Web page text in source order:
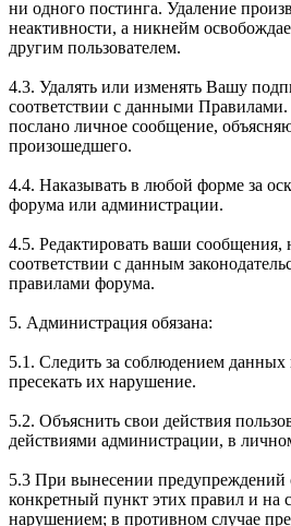
ни одного постинга. Удаление
неактивности, а никнейм
другим пользователем.
4.3. Удалять или изменять Вашу
соответствии с данными
послано личное сообщение,
произошедшего.
4.4. Наказывать в любой форме за
форума или администрации.
4.5. Редактировать ваши сообщения,
соответствии с данным
правилами форума.
5. Администрация обязана:
5.1. Следить за соблюдением
пресекать их нарушение.
5.2. Объяснить свои действия
действиями администрации, в
5.3 При вынесении предупреждений
конкретный пункт этих правил и на
нарушением; в противном случае